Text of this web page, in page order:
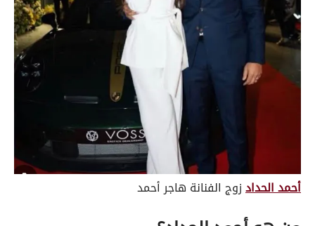
أحمد الحدادزوج الفنانة هاجر أحمد